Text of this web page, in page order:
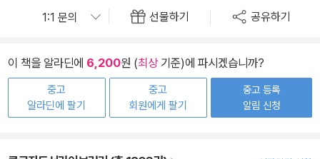
선물하기 공유하기
이 책을 알라딘에 6,200원 (최상기준)에 파시겠습니까?
중고
알라딘에 팔기
중고
회원에게 팔기
중고 등록
알림 신청